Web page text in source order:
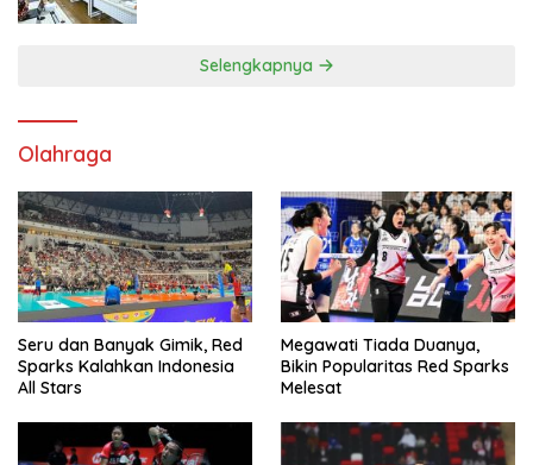
Selengkapnya
Olahraga
Seru dan Banyak Gimik, Red
Sparks Kalahkan Indonesia
All Stars
Megawati Tiada Duanya,
Bikin Popularitas Red Sparks
Melesat